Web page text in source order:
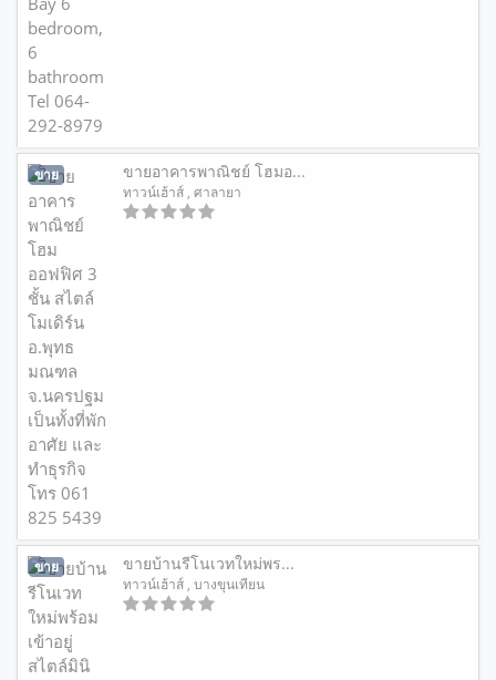
ขาย ขายอาคารพาณิชย์ โฮมอ...
ทาวน์เฮ้าส์ , ศาลายา
ขาย ขายบ้านรีโนเวทใหม่พร...
ทาวน์เฮ้าส์ , บางขุนเทียน